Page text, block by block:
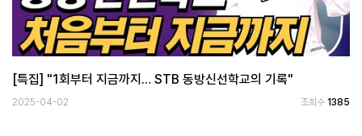
[특집] "1회부터 지금까지… STB 동방신선학교의 기록"
2025-04-02 조회수 1385